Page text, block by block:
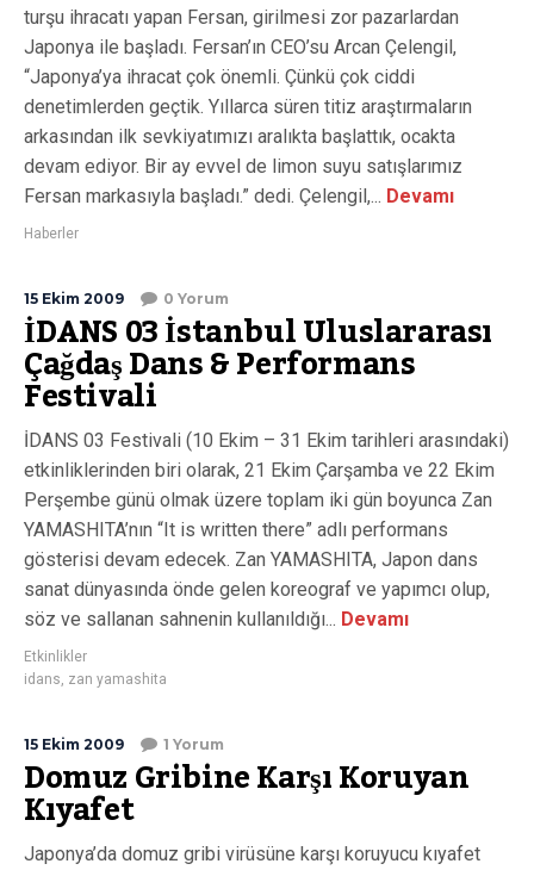
turşu ihracatı yapan Fersan, girilmesi zor pazarlardan
Japonya ile başladı. Fersan’ın CEO’su Arcan Çelengil,
“Japonya’ya ihracat çok önemli. Çünkü çok ciddi
denetimlerden geçtik. Yıllarca süren titiz araştırmaların
arkasından ilk sevkiyatımızı aralıkta başlattık, ocakta
devam ediyor. Bir ay evvel de limon suyu satışlarımız
Fersan markasıyla başladı.” dedi. Çelengil,... Devamı
Haberler
15 Ekim 2009 0 Yorum
İDANS 03 İstanbul Uluslararası
Çağdaş Dans & Performans
Festivali
İDANS 03 Festivali (10 Ekim – 31 Ekim tarihleri arasındaki)
etkinliklerinden biri olarak, 21 Ekim Çarşamba ve 22 Ekim
Perşembe günü olmak üzere toplam iki gün boyunca Zan
YAMASHITA’nın “It is written there” adlı performans
gösterisi devam edecek. Zan YAMASHITA, Japon dans
sanat dünyasında önde gelen koreograf ve yapımcı olup,
söz ve sallanan sahnenin kullanıldığı... Devamı
Etkinlikler
idans, zan yamashita
15 Ekim 2009 1 Yorum
Domuz Gribine Karşı Koruyan
Kıyafet
Japonya’da domuz gribi virüsüne karşı koruyucu kıyafet